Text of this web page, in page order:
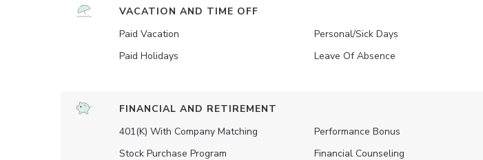
VACATION AND TIME OFF
Paid Vacation
Paid Holidays
Personal/Sick Days
Leave Of Absence
FINANCIAL AND RETIREMENT
401(K) With Company Matching
Stock Purchase Program
Performance Bonus
Financial Counseling